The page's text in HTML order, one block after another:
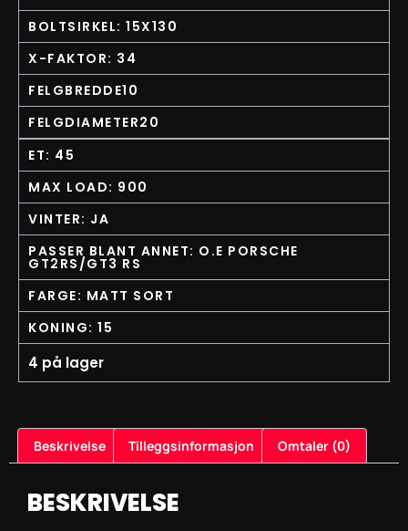
BOLTSIRKEL: 15X130
X-FAKTOR: 34
FELGBREDDE10
FELGDIAMETER20
ET: 45
MAX LOAD: 900
VINTER: JA
PASSER BLANT ANNET: O.E PORSCHE
GT2RS/GT3 RS
FARGE: MATT SORT
KONING: 15
4 på lager
Beskrivelse Tilleggsinformasjon Omtaler (0)
BESKRIVELSE